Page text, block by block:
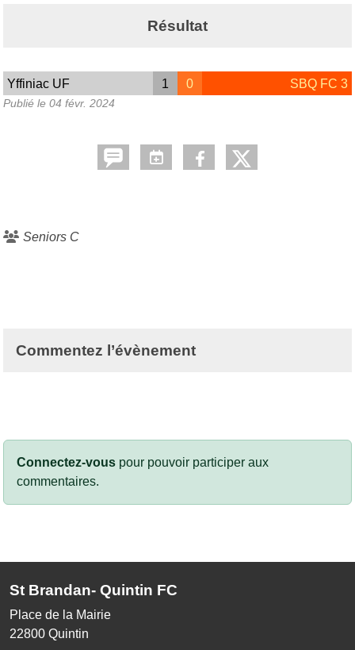
Résultat
Yffiniac UF 1 0 SBQ FC 3
Publié le 04 févr. 2024
Seniors C
Commentez l’évènement
Connectez-vous pour pouvoir participer aux
commentaires.
St Brandan- Quintin FC
Place de la Mairie
22800 Quintin